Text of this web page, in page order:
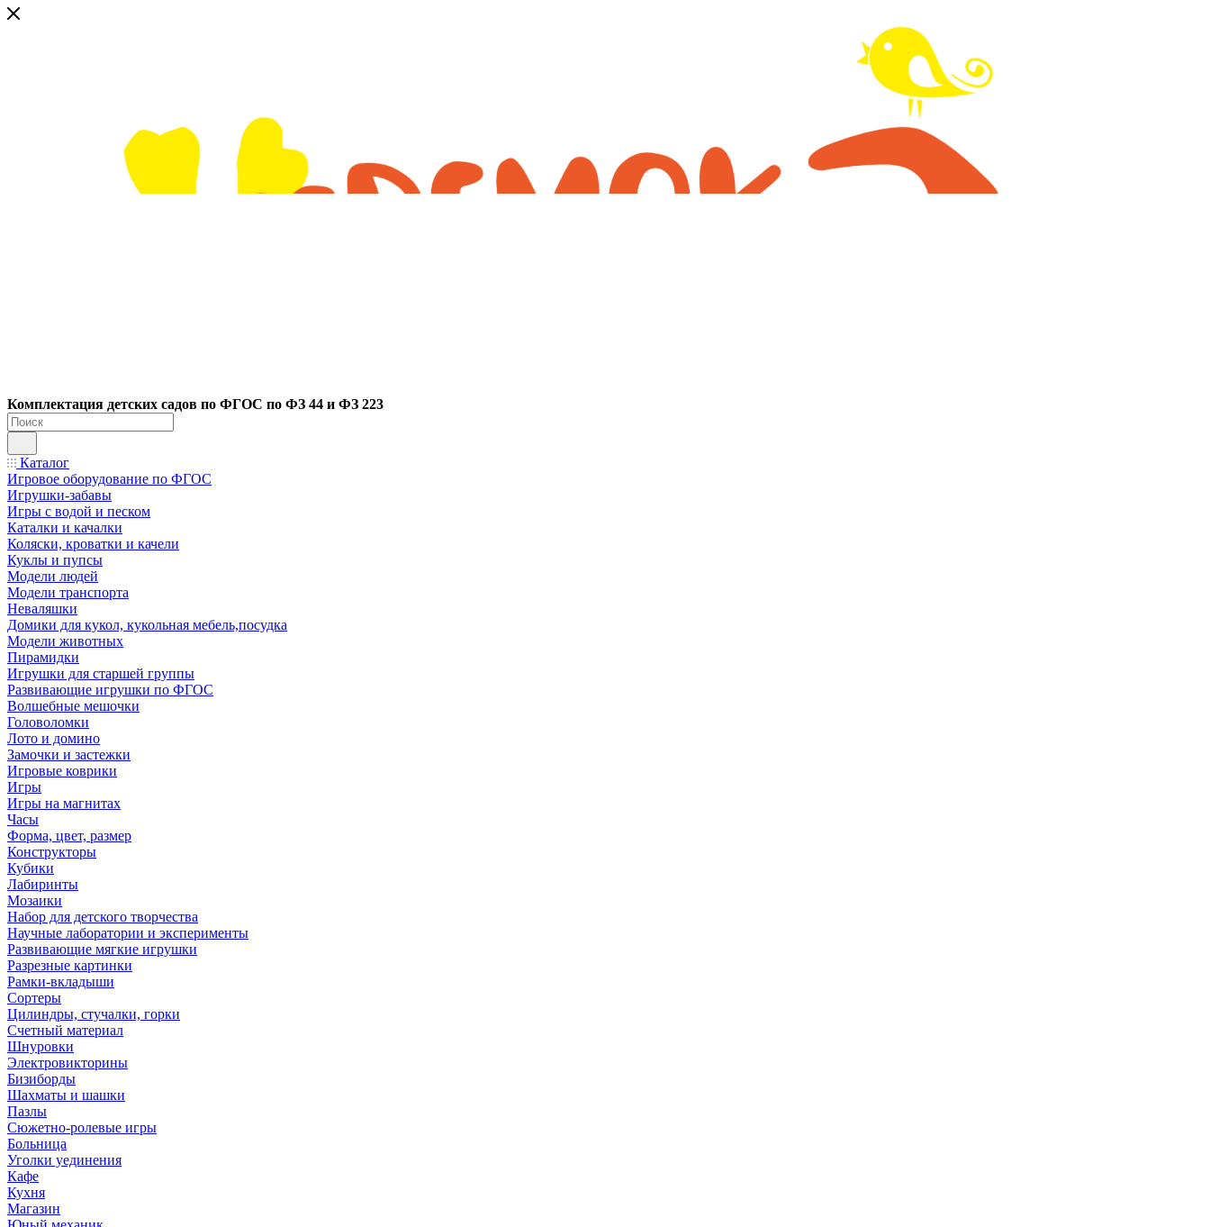
Комплектация детских садов по ФГОC по ФЗ 44 и ФЗ 223
Каталог
Игровое оборудование по ФГОС
Игрушки-забавы
Игры с водой и песком
Каталки и качалки
Коляски, кроватки и качели
Куклы и пупсы
Модели людей
Модели транспорта
Неваляшки
Домики для кукол, кукольная мебель,посудка
Модели животных
Пирамидки
Игрушки для старшей группы
Развивающие игрушки по ФГОС
Волшебные мешочки
Головоломки
Лото и домино
Замочки и застежки
Игровые коврики
Игры
Игры на магнитах
Часы
Форма, цвет, размер
Конструкторы
Кубики
Лабиринты
Мозаики
Набор для детского творчества
Научные лаборатории и эксперименты
Развивающие мягкие игрушки
Разрезные картинки
Рамки-вкладыши
Сортеры
Цилиндры, стучалки, горки
Счетный материал
Шнуровки
Электровикторины
Бизиборды
Шахматы и шашки
Пазлы
Сюжетно-ролевые игры
Больница
Уголки уединения
Кафе
Кухня
Магазин